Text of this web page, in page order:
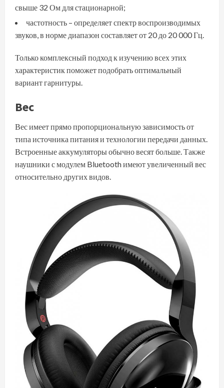
свыше 32 Ом для стационарной;
частотность – определяет спектр воспроизводимых
звуков, в норме диапазон составляет от 20 до 20 000 Гц.
Только комплексный подход к изучению всех этих
характеристик поможет подобрать оптимальный
вариант гарнитуры.
Вес
Вес имеет прямо пропорциональную зависимость от
типа источника питания и технологии передачи данных.
Встроенные аккумуляторы обычно весят больше. Также
наушники с модулем Bluetooth имеют увеличенный вес
относительно других видов.